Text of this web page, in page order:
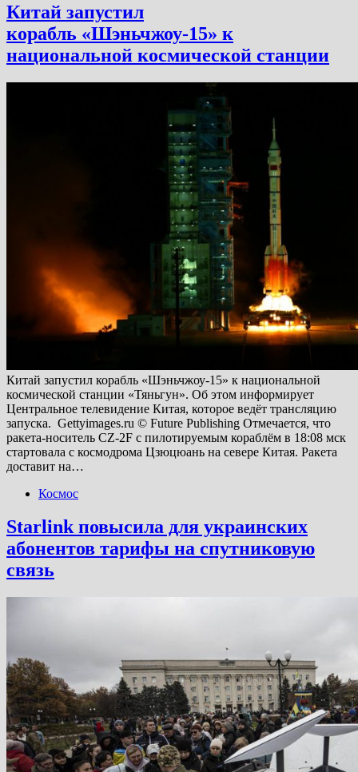
Китай запустил
корабль «Шэньчжоу-15» к
национальной космической станции
Китай запустил корабль «Шэньчжоу-15» к национальной
космической станции «Тяньгун». Об этом информирует
Центральное телевидение Китая, которое ведёт трансляцию
запуска. Gettyimages.ru © Future Publishing Отмечается, что
ракета-носитель CZ-2F с пилотируемым кораблём в 18:08 мск
стартовала с космодрома Цзюцюань на севере Китая. Ракета
доставит на…
Космос
Starlink повысила для украинских
абонентов тарифы на спутниковую
связь